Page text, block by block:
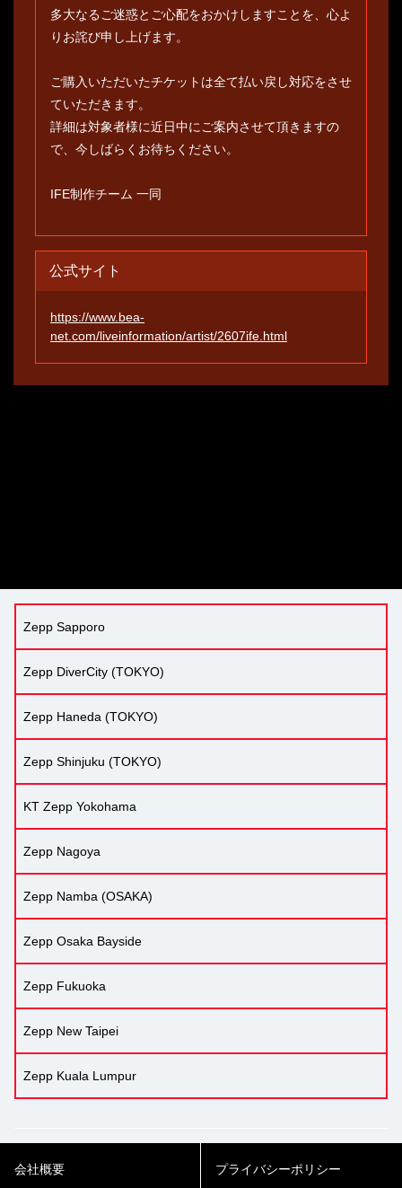
多⼤なるご迷惑とご⼼配をおかけしますことを、⼼よ
りお詫び申し上げます。
ご購⼊いただいたチケットは全て払い戻し対応をさせ
ていただきます。
詳細は対象者様に近⽇中にご案内させて頂きますの
で、今しばらくお待ちください。
IFE制作チーム ⼀同
公式サイト
https://www.bea-
net.com/liveinformation/artist/2607ife.html
Zepp Sapporo
Zepp DiverCity (TOKYO)
Zepp Haneda (TOKYO)
Zepp Shinjuku (TOKYO)
KT Zepp Yokohama
Zepp Nagoya
Zepp Namba (OSAKA)
Zepp Osaka Bayside
Zepp Fukuoka
Zepp New Taipei
Zepp Kuala Lumpur
会社概要 プライバシーポリシー